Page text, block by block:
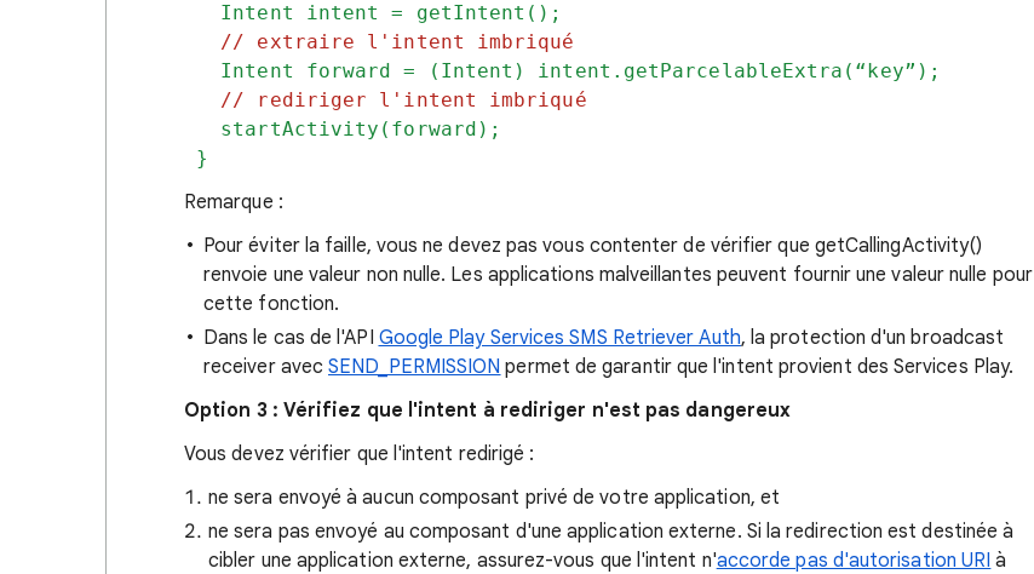
Intent intent = getIntent();
// extraire l'intent imbriqué
Intent forward = (Intent) intent.getParcelableExtra(“key”);
// rediriger l'intent imbriqué
startActivity(forward);
}
Remarque :
Pour éviter la faille, vous ne devez pas vous contenter de vérifier que getCallingActivity()
renvoie une valeur non nulle. Les applications malveillantes peuvent fournir une valeur nulle pour
cette fonction.
Dans le cas de l'API Google Play Services SMS Retriever Auth, la protection d'un broadcast
receiver avecSEND_PERMISSION permet de garantir que l'intent provient des Services Play.
Option 3 : Vérifiez que l'intent à rediriger n'est pas dangereux
Vous devez vérifier que l'intent redirigé :
ne sera envoyé à aucun composant privé de votre application, et
ne sera pas envoyé au composant d'une application externe. Si la redirection est destinée à
cibler une application externe, assurez-vous que l'intent n'accorde pas d'autorisation URI à